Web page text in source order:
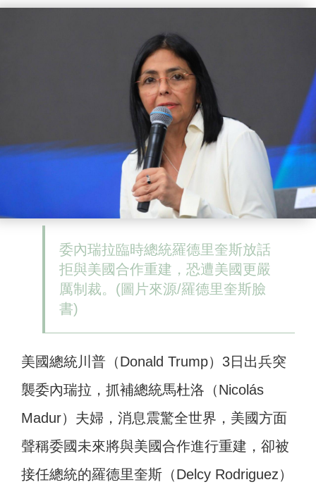
委內瑞拉臨時總統羅德里奎斯放話
拒與美國合作重建，恐遭美國更嚴
厲制裁。(圖片來源/羅德里奎斯臉
書)
美國總統川普（Donald Trump）3日出兵突
襲委內瑞拉，抓補總統馬杜洛（Nicolás
Madur）夫婦，消息震驚全世界，美國方面
聲稱委國未來將與美國合作進行重建，卻被
接任總統的羅德里奎斯（Delcy Rodriguez）